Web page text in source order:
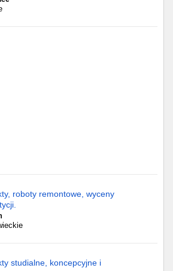
roboty remontowe, wyceny
studialne, koncepcyjne i